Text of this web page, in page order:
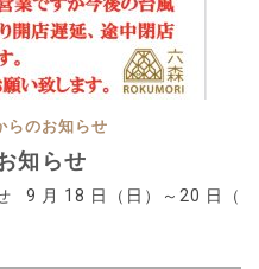
らのお知らせ
知らせ
9 月 18 日（日）～20 日（